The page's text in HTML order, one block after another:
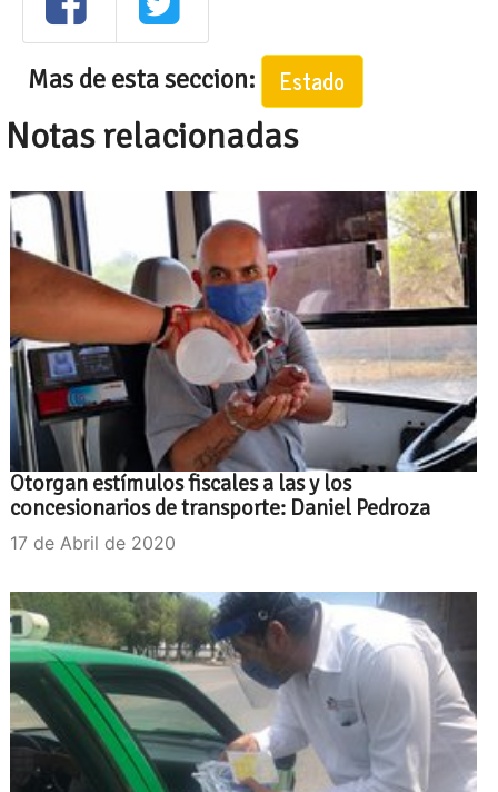
Mas de esta seccion: Estado
Notas relacionadas
Otorgan estímulos fiscales a las y los
concesionarios de transporte: Daniel Pedroza
17 de Abril de 2020